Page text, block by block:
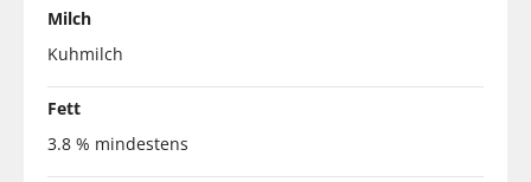
Milch
Kuhmilch
Fett
3.8 % mindestens